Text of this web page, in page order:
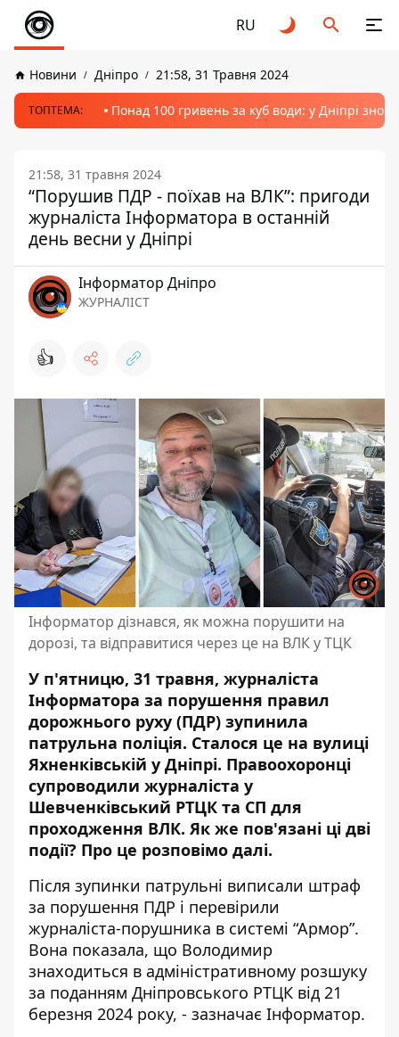
RU
Новини Дніпро 21:58, 31 Травня 2024
ТОПТЕМА: Понад 100 гривень за куб води: у Дніпрі
21:58, 31 травня 2024
“Порушив ПДР - поїхав на ВЛК”: пригоди
журналіста Інформатора в останній
день весни у Дніпрі
Інформатор Дніпро
ЖУРНАЛІСТ
👍
Інформатор дізнався, як можна порушити на
дорозі, та відправитися через це на ВЛК у ТЦК
У п'ятницю, 31 травня, журналіста
Інформатора за порушення правил
дорожнього руху (ПДР) зупинила
патрульна поліція. Сталося це на вулиці
Яхненківській у Дніпрі. Правоохоронці
супроводили журналіста у
Шевченківський РТЦК та СП для
проходження ВЛК. Як же пов'язані ці дві
події? Про це розповімо далі.
Після зупинки патрульні виписали штраф
за порушення ПДР і перевірили
журналіста-порушника в системі “Армор”.
Вона показала, що Володимир
знаходиться в адміністративному розшуку
за поданням Дніпровського РТЦК від 21
березня 2024 року, - зазначає Інформатор.